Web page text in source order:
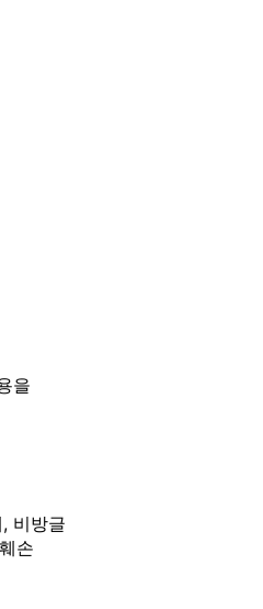
을
비방글
손